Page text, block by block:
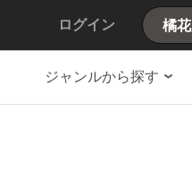
ログイン
ジャンルから探す